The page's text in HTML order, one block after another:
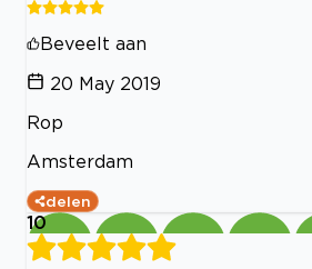
Beveelt aan
20 May 2019
Rop
Amsterdam
delen
10